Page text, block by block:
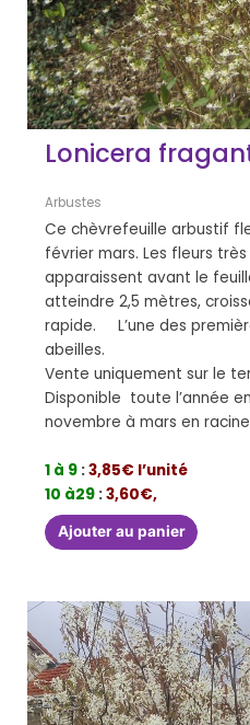
Lonicera
Arbustes
Ce chèvrefeuille arbustif
février mars. Les fleurs
apparaissent avant le
atteindre 2,5 mètres,
rapide. L’une des
abeilles.
Vente uniquement sur le
Disponible toute l’année
novembre à mars en
1 à 9 :3,85€ l’unité
10 à29 :3,60€,
Ajouter au panier